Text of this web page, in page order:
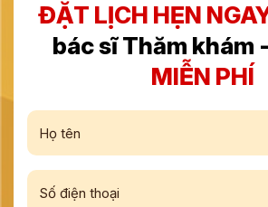
ĐẶT LỊCH HẸN
bác sĩ Thăm khám
MIỄN PHÍ